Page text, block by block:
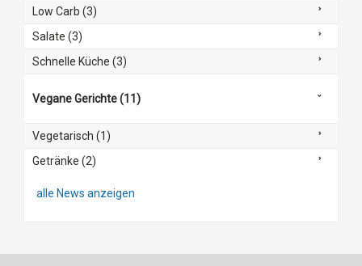
Low Carb (3)
Salate (3)
Schnelle Küche (3)
Vegane Gerichte (11)
Vegetarisch (1)
Getränke (2)
alle News anzeigen